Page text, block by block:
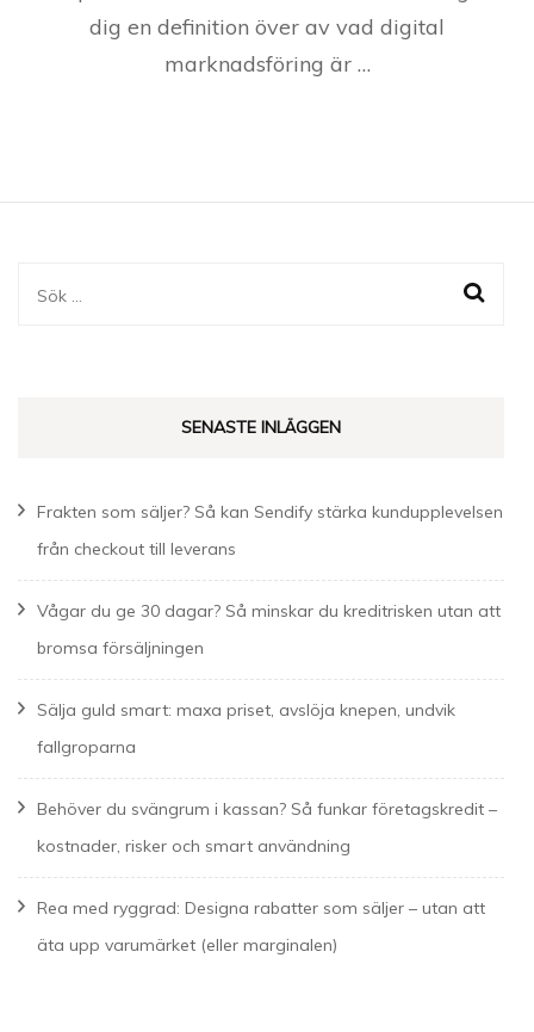
dig en definition över av vad digital
marknadsföring är …
Sök
SENASTE INLÄGGEN
Frakten som säljer? Så kan Sendify stärka kundupplevelsen
från checkout till leverans
Vågar du ge 30 dagar? Så minskar du kreditrisken utan att
bromsa försäljningen
Sälja guld smart: maxa priset, avslöja knepen, undvik
fallgroparna
Behöver du svängrum i kassan? Så funkar företagskredit –
kostnader, risker och smart användning
Rea med ryggrad: Designa rabatter som säljer – utan att
äta upp varumärket (eller marginalen)